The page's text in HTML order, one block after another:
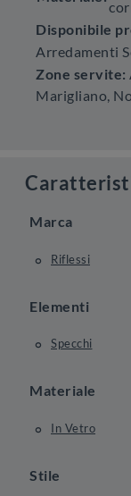
Disponibile
Arredamenti
Zone servite:
Marigliano,
Marca
Riflessi
Elementi
Specchi
Materiale
In Vetro
Stile